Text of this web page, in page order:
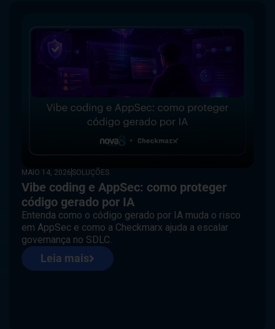
MAIO 14, 2026 SOLUÇÕES
Vibe coding e AppSec: como proteger
código gerado por IA
Entenda como o código gerado por IA muda o risco
em AppSec e como a Checkmarx ajuda a escalar
governança no SDLC.
Leia mais